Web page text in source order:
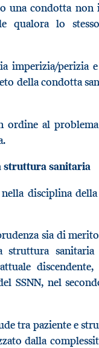
una condotta non
qualora lo
perizia e
della condotta
ordine al
struttura sanitaria
disciplina
sia di
struttura
SSNN, nel
tra paziente e
dalla